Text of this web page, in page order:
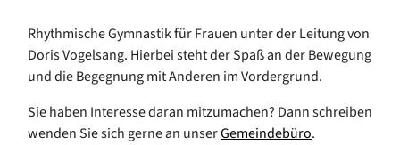
Rhythmische Gymnastik für Frauen unter der Leitung von
Doris Vogelsang. Hierbei steht der Spaß an der Bewegung
und die Begegnung mit Anderen im Vordergrund.
Sie haben Interesse daran mitzumachen? Dann schreiben
wenden Sie sich gerne an unserGemeindebüro.